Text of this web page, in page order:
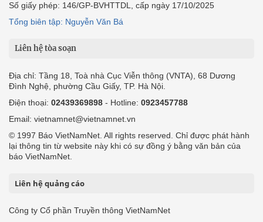
Số giấy phép: 146/GP-BVHTTDL, cấp ngày 17/10/2025
Tổng biên tập: Nguyễn Văn Bá
Liên hệ tòa soạn
Địa chỉ: Tầng 18, Toà nhà Cục Viễn thông (VNTA), 68 Dương
Đình Nghệ, phường Cầu Giấy, TP. Hà Nội.
Điện thoại: 02439369898 - Hotline: 0923457788
Email: vietnamnet@vietnamnet.vn
© 1997 Báo VietNamNet. All rights reserved. Chỉ được phát hành
lại thông tin từ website này khi có sự đồng ý bằng văn bản của
báo VietNamNet.
Liên hệ quảng cáo
Công ty Cổ phần Truyền thông VietNamNet